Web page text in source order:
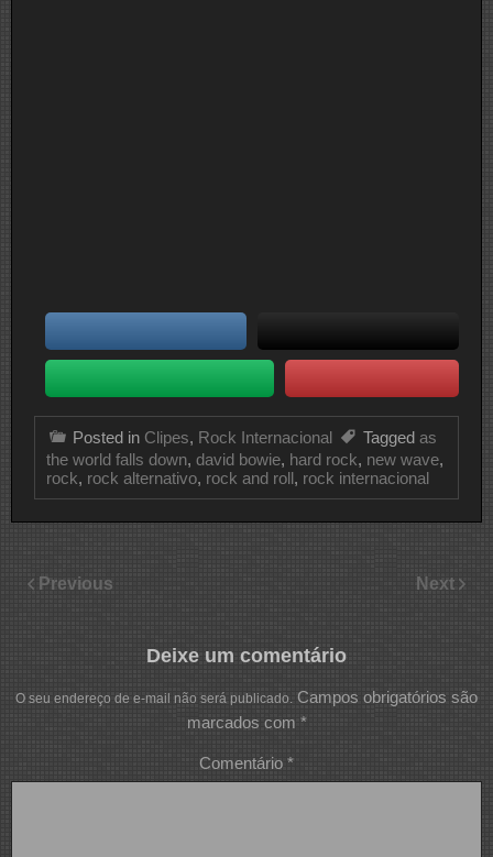
Posted in Clipes, Rock Internacional Tagged as
the world falls down, david bowie, hard rock, new wave,
rock, rock alternativo, rock and roll, rock internacional
Previous Next
Deixe um comentário
O seu endereço de e-mail não será publicado. Campos obrigatórios são
marcados com *
Comentário *